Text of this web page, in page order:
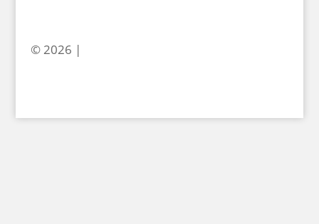
© 2026 |